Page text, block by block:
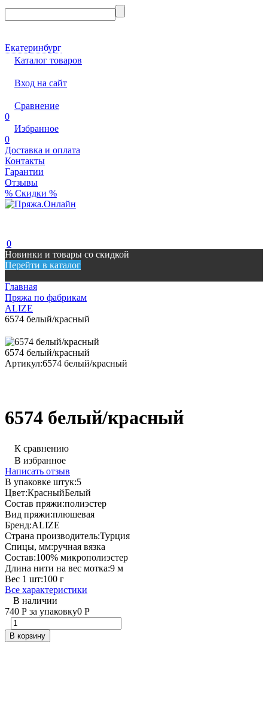
Екатеринбург
Каталог товаров
Вход на сайт
Сравнение
0
Избранное
0
Доставка и оплата
Контакты
Гарантии
Отзывы
% Скидки %
0
Новинки и товары со скидкой
Перейти в каталог
Главная
Пряжа по фабрикам
ALIZE
6574 белый/красный
6574 белый/красный
Артикул:6574 белый/красный
6574 белый/красный
К сравнению
В избранное
Написать отзыв
В упаковке штук:5
Цвет:КрасныйБелый
Состав пряжи:полиэстер
Вид пряжи:плюшевая
Бренд:ALIZE
Страна производитель:Турция
Спицы, мм:ручная вязка
Состав:100% микрополиэстер
Длина нити на вес мотка:9 м
Вес 1 шт:100 г
Все характеристики
В наличии
740 Р за упаковку0 Р
В корзину